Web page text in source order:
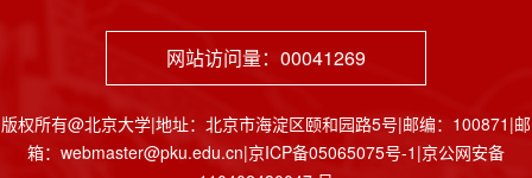
网站访问量： 00041269
版权所有@北京大学|地址：北京市海淀区颐和园路5号|邮编：100871|邮
箱：webmaster@pku.edu.cn|京ICP备05065075号-1|京公网安备